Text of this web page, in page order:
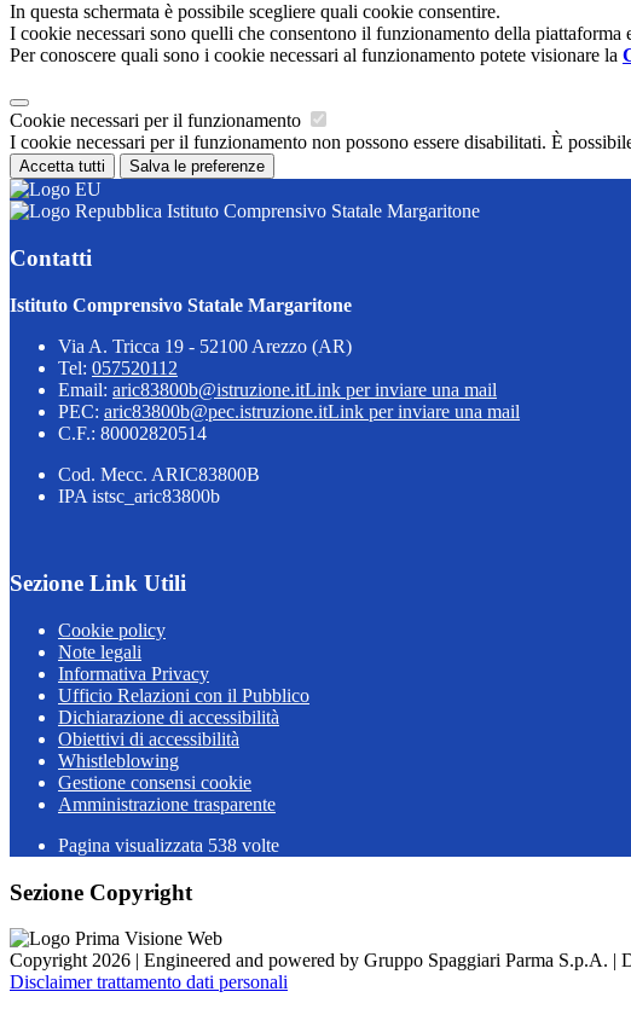
In questa schermata è possibile scegliere quali cookie consentire.
I cookie necessari sono quelli che consentono il funzionamento della piattaforma
Per conoscere quali sono i cookie necessari al funzionamento potete visionare la
Cookie necessari per il funzionamento
I cookie necessari per il funzionamento non possono essere disabilitati. È
Accetta tutti Salva le preferenze
Istituto Comprensivo Statale Margaritone
Contatti
Istituto Comprensivo Statale Margaritone
Via A. Tricca 19 - 52100 Arezzo (AR)
Tel: 057520112
Email: aric83800b@istruzione.itLink per inviare una mail
PEC: aric83800b@pec.istruzione.itLink per inviare una mail
C.F.: 80002820514
Cod. Mecc. ARIC83800B
IPA istsc_aric83800b
Sezione Link Utili
Cookie policy
Note legali
Informativa Privacy
Ufficio Relazioni con il Pubblico
Dichiarazione di accessibilità
Obiettivi di accessibilità
Whistleblowing
Gestione consensi cookie
Amministrazione trasparente
Pagina visualizzata 538 volte
Sezione Copyright
Copyright 2026 | Engineered and powered by Gruppo Spaggiari Parma S.p.A.
Disclaimer trattamento dati personali